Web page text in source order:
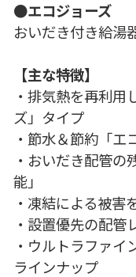
●エコジョーズ
おいだき付き給湯
【主な特徴】
・排気熱を再利用
ズ」タイプ
・節水＆節約「エ
・おいだき配管の
能」
・凍結による被害
・設置優先の配管
・ウルトラファイ
ラインナップ